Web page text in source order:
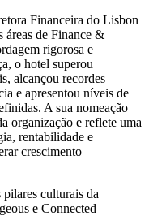
Financeira do Lisbon
de Finance &
rigorosa e
o hotel superou
alcançou recordes
e apresentou níveis de
A sua nomeação
organização e reflete uma
rentabilidade e
crescimento
pilares culturais da
e Connected —